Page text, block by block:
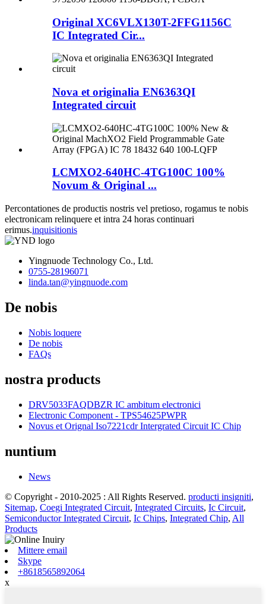
Original XC6VLX130T-2FFG1156C
IC Integrated Cir...
Nova et originalia EN6363QI
Integrated circuit
LCMXO2-640HC-4TG100C 100%
Novum & Original ...
Percontationes de productis nostris vel pretioso, rogamus te nobis
electronicam relinquere et intra 24 horas continuari
erimus.inquisitionis
Yingnuode Technology Co., Ltd.
0755-28196071
linda.tan@yingnuode.com
De nobis
Nobis loquere
De nobis
FAQs
nostra products
DRV5033FAQDBZR IC ambitum electronici
Electronic Component - TPS54625PWPR
Novus et Orignal Iso7221cdr Intergrated Circuit IC Chip
nuntium
News
© Copyright - 2010-2025 : All Rights Reserved. producti insigniti,
Sitemap, Coegi Integrated Circuit, Integrated Circuits, Ic Circuit,
Semiconductor Integrated Circuit, Ic Chips, Integrated Chip, All
Products
Mittere email
Skype
+8618565892064
x